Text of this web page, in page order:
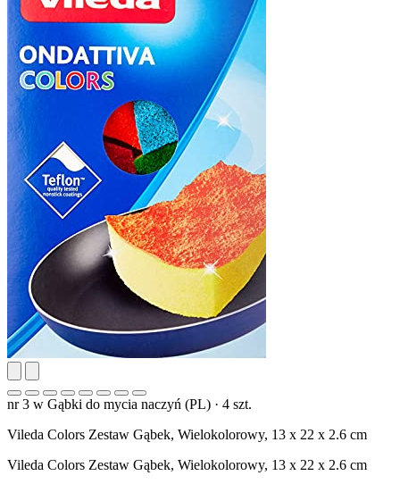
nr 3 w Gąbki do mycia naczyń (PL) · 4 szt.
Vileda Colors Zestaw Gąbek, Wielokolorowy, 13 x 22 x 2.6 cm
Vileda Colors Zestaw Gąbek, Wielokolorowy, 13 x 22 x 2.6 cm